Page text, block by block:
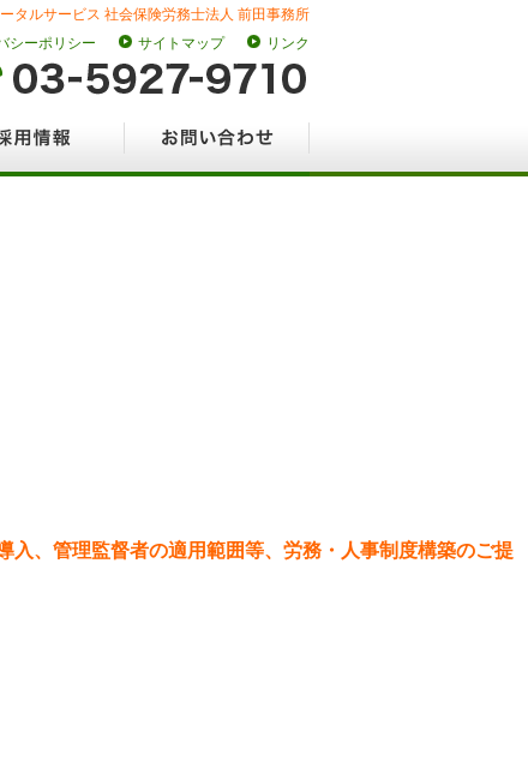
タルサービス 社会保険労務士法人 前田事務所
シーポリシー サイトマップ リンク
、管理監督者の適用範囲等、労務・人事制度構築のご提